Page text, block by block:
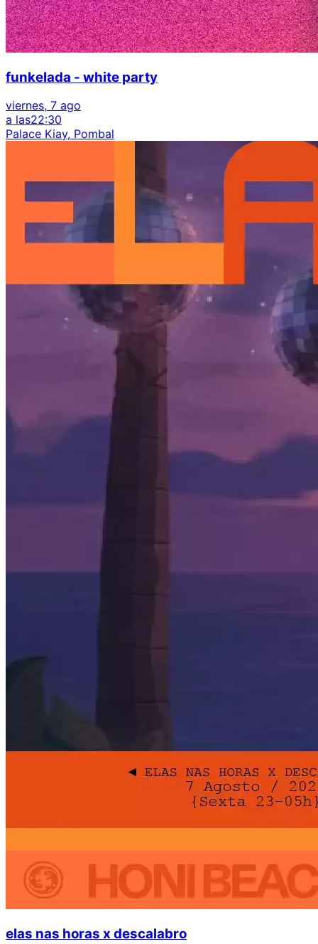
funkelada - white party
viernes, 7 ago
a las22:30
Palace Kiay, Pombal
elas nas horas x descalabro